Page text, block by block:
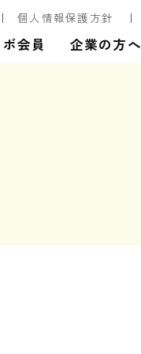
個人情報保護方針
会員 企業の方へ